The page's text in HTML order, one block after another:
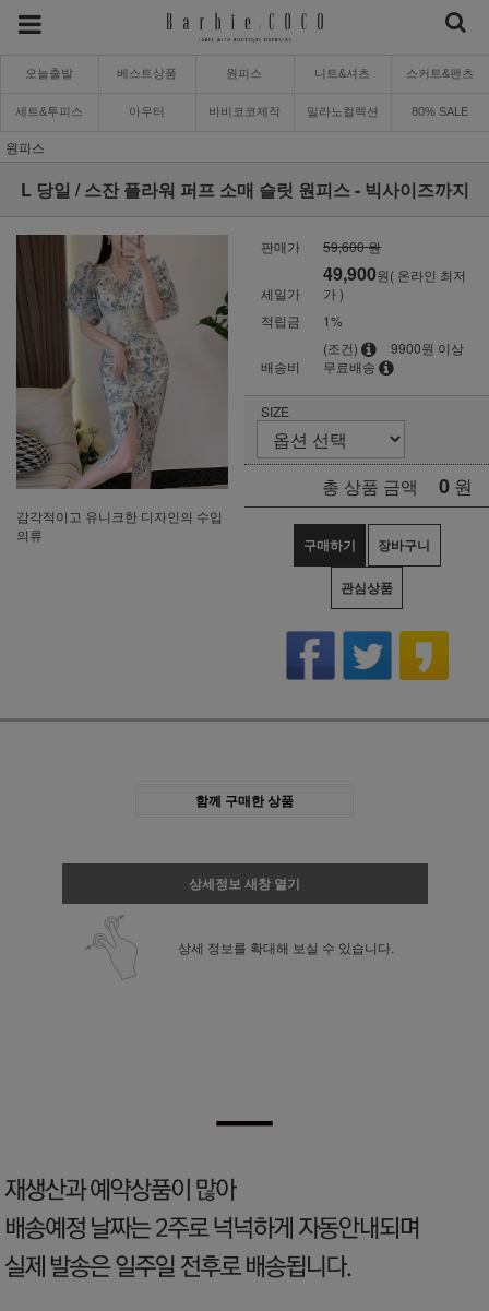
오늘출발 베스트상품 원피스 니트&셔츠 스커트&팬츠
세트&투피스 아우터 바비코코제작 밀라노컬렉션 80% SALE
원피스
L 당일 / 스잔 플라워 퍼프 소매 슬릿 원피스 - 빅사이즈까지
감각적이고 유니크한 디자인의 수입
의류
판매가 59,600 원
세일가
49,900원( 온라인 최저
가 )
적립금
1%
배송비
(조건)
9900원 이상
무료배송
SIZE
총 상품 금액 0 원
구매하기 장바구니
관심상품
함께 구매한 상품
상세정보 새창 열기
상세 정보를 확대해 보실 수 있습니다.